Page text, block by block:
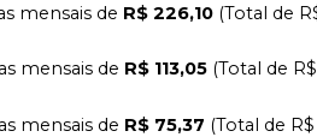
mensais de R$ 226,10 (Total de
mensais de R$ 113,05 (Total de
mensais de R$ 75,37 (Total de R$